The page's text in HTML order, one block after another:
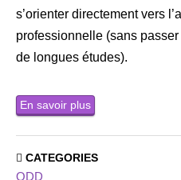
s’orienter directement vers
professionnelle (sans
de longues études).
En savoir plus
CATEGORIES
ODD